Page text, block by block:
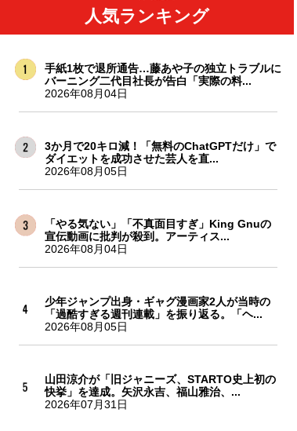
人気ランキング
手紙1枚で退所通告…藤あや子の独立トラブルに
バーニング二代目社長が告白「実際の料...
2026年08月04日
3か月で20キロ減！「無料のChatGPTだけ」で
ダイエットを成功させた芸人を直...
2026年08月05日
「やる気ない」「不真面目すぎ」King Gnuの
宣伝動画に批判が殺到。アーティス...
2026年08月04日
少年ジャンプ出身・ギャグ漫画家2人が当時の
「過酷すぎる週刊連載」を振り返る。「ヘ...
2026年08月05日
山田涼介が「旧ジャニーズ、STARTO史上初の
快挙」を達成。矢沢永吉、福山雅治、...
2026年07月31日